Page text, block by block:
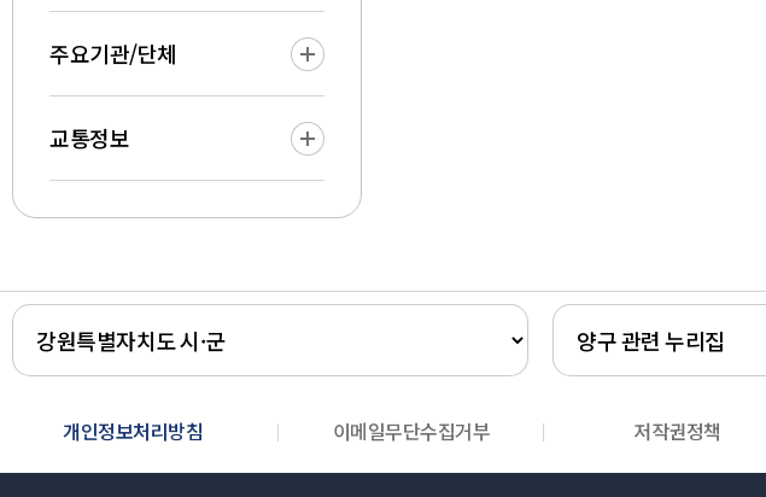
주요기관/단체
교통정보
개인정보처리방침 이메일무단수집거부 저작권정책